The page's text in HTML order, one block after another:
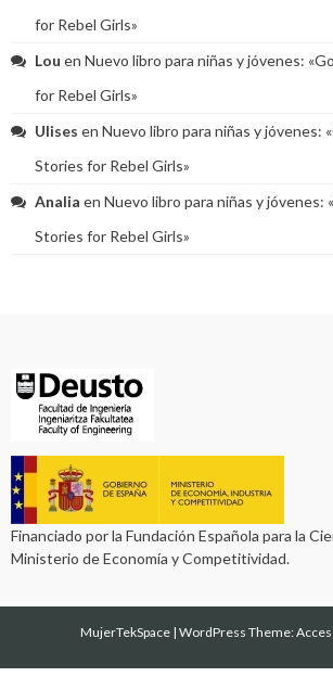
for Rebel Girls»
Lou en Nuevo libro para niñas y jóvenes:
for Rebel Girls»
Ulises en Nuevo libro para niñas y jóvenes:
Stories for Rebel Girls»
Analia en Nuevo libro para niñas y jóvenes:
Stories for Rebel Girls»
Financiado por la Fundación Española para la
Ministerio de Economía y Competitividad.
MujerTekSpace | WordPress Theme: